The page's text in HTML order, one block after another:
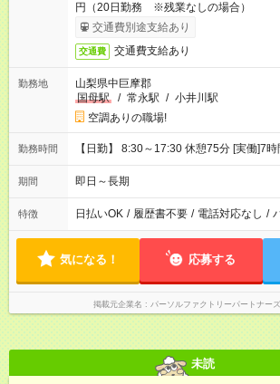
円（20日勤務 ※残業なしの場合）
交通費別途支給あり
交通費 交通費支給あり
勤務地
山梨県中巨摩郡
国母駅
/ 常永駅 / 小井川駅
空調ありの職場!
勤務時間 【日勤】 8:30～17:30 休憩75分 [実働]7
期間 即日～長期
特徴 日払いOK / 履歴書不要 / 電話対応なし /
気になる！ 応募する
掲載元企業名 パーソルファクトリーパートナー
未読